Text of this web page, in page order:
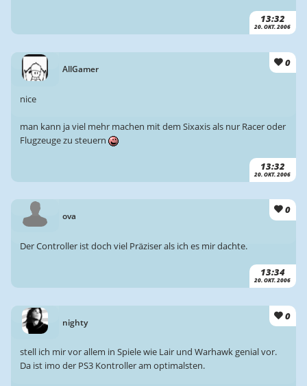
13:32
20. OKT. 2006
AllGamer
0
13:32
20. OKT. 2006
nice
man kann ja viel mehr machen mit dem Sixaxis als nur Racer oder
Flugzeuge zu steuern
ova 0
13:34
20. OKT. 2006
Der Controller ist doch viel Präziser als ich es mir dachte.
nighty
0
stell ich mir vor allem in Spiele wie Lair und Warhawk genial vor.
Da ist imo der PS3 Kontroller am optimalsten.